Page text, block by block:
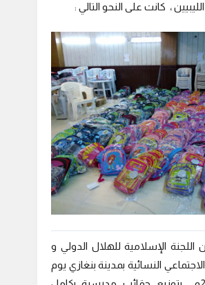
، كانت على النحو التالي :
الإسلامية للهلال الدولي و
النسائية بمدينة بنغازي يوم